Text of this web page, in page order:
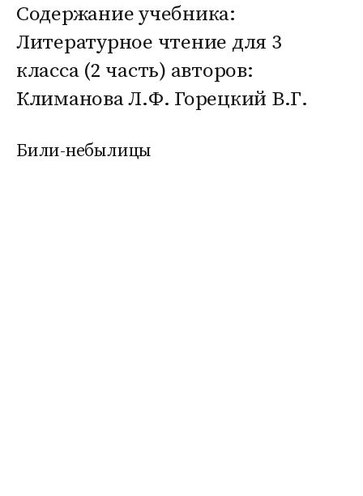
Содержание учебника:
Литературное чтение для 3
класса (2 часть) авторов:
Климанова Л.Ф. Горецкий В.Г.
Били-небылицы